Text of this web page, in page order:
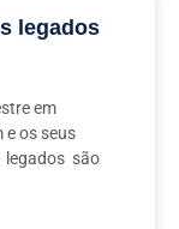
legados
em
e os seus
legados são